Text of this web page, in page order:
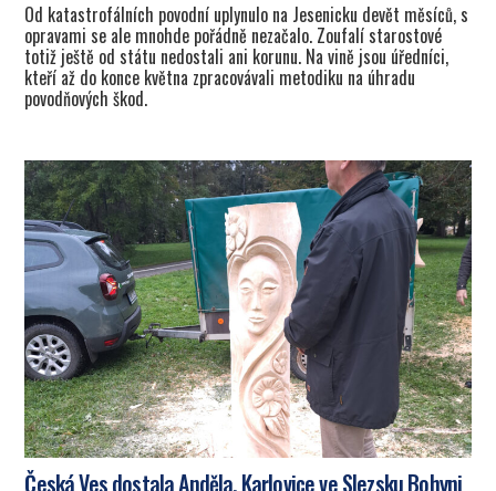
Od katastrofálních povodní uplynulo na Jesenicku devět měsíců, s
opravami se ale mnohde pořádně nezačalo. Zoufalí starostové
totiž ještě od státu nedostali ani korunu. Na vině jsou úředníci,
kteří až do konce května zpracovávali metodiku na úhradu
povodňových škod.
Česká Ves dostala Anděla, Karlovice ve Slezsku Bohyni